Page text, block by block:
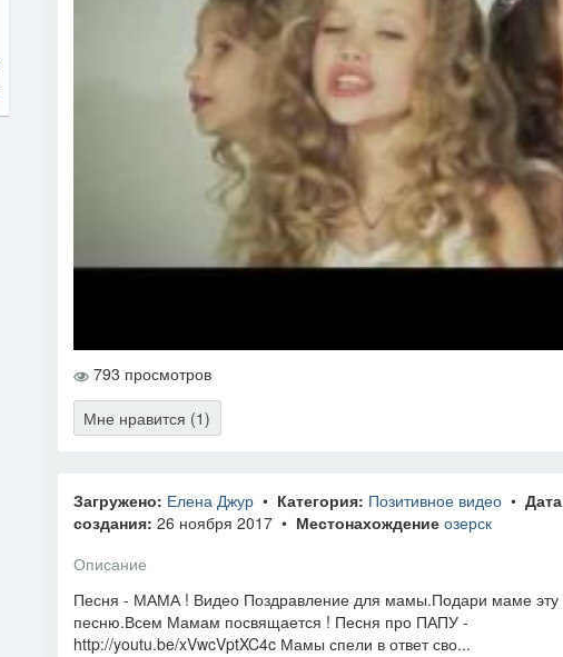
793 просмотров
Мне нравится (1)
Загружено: Елена Джур • Категория: Позитивное видео • Дата
создания: 26 ноября 2017 • Местонахождение озерск
Описание
Песня - МАМА ! Видео Поздравление для мамы.Подари маме эту
песню.Всем Мамам посвящается ! Песня про ПАПУ -
http://youtu.be/xVwcVptXC4c Мамы спели в ответ сво...